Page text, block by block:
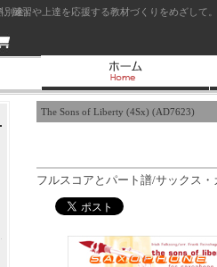
練習や上達を応援する教材づくりをめざし
The Sons of Liberty (4Sx) (AD7623)
フルスコアとパート譜/サックス
別途）